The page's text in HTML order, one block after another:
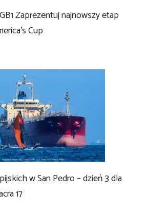
Zaprezentuj najnowszy etap
Cup
w San Pedro – dzień 3 dla
17